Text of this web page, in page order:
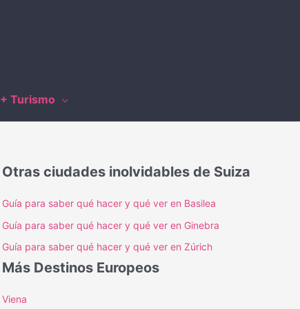
+ Turismo
Otras ciudades inolvidables de Suiza
Guía para saber qué hacer y qué ver en Basilea
Guía para saber qué hacer y qué ver en Ginebra
Guía para saber qué hacer y qué ver en Zúrich
Más Destinos Europeos
Viena